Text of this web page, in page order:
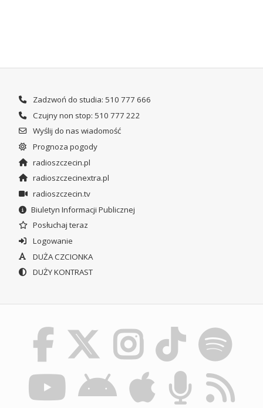
Zadzwoń do studia: 510 777 666
Czujny non stop: 510 777 222
Wyślij do nas wiadomość
Prognoza pogody
radioszczecin.pl
radioszczecinextra.pl
radioszczecin.tv
Biuletyn Informacji Publicznej
Posłuchaj teraz
Logowanie
DUŻA CZCIONKA
DUŻY KONTRAST